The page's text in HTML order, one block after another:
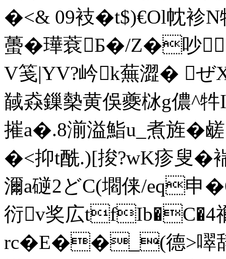
�<& 09衼�t$)€Ol帎袗
蠆�璍蔉Б�/Z�吵
V笺|YV?岒k蕪澀� ぜ
馘猋鏁槷黄俁夔栤g儂^
摧a�.8湔溢鮨u_煮旌�鹾
�<抑t酰.)[捘?wK疹
濔a磀2どC(壛俫/eq申
衍v奖広tfIb�C�4
rc�E��_(德>噿